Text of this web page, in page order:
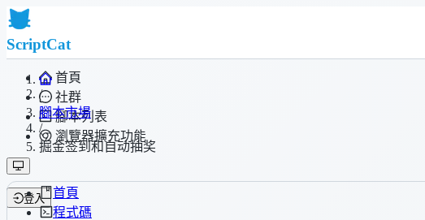
ScriptCat
首頁
社群
腳本列表
瀏覽器擴充功能
登入
/
腳本市場
/
掘金签到和自动抽奖
首頁
程式碼